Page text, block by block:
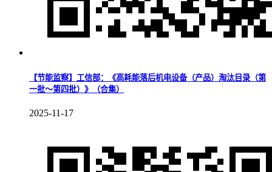
【节能监察】工信部：《高耗能落后机电设备（产品）淘汰目录（第
一批～第四批）》（合集）
2025-11-17